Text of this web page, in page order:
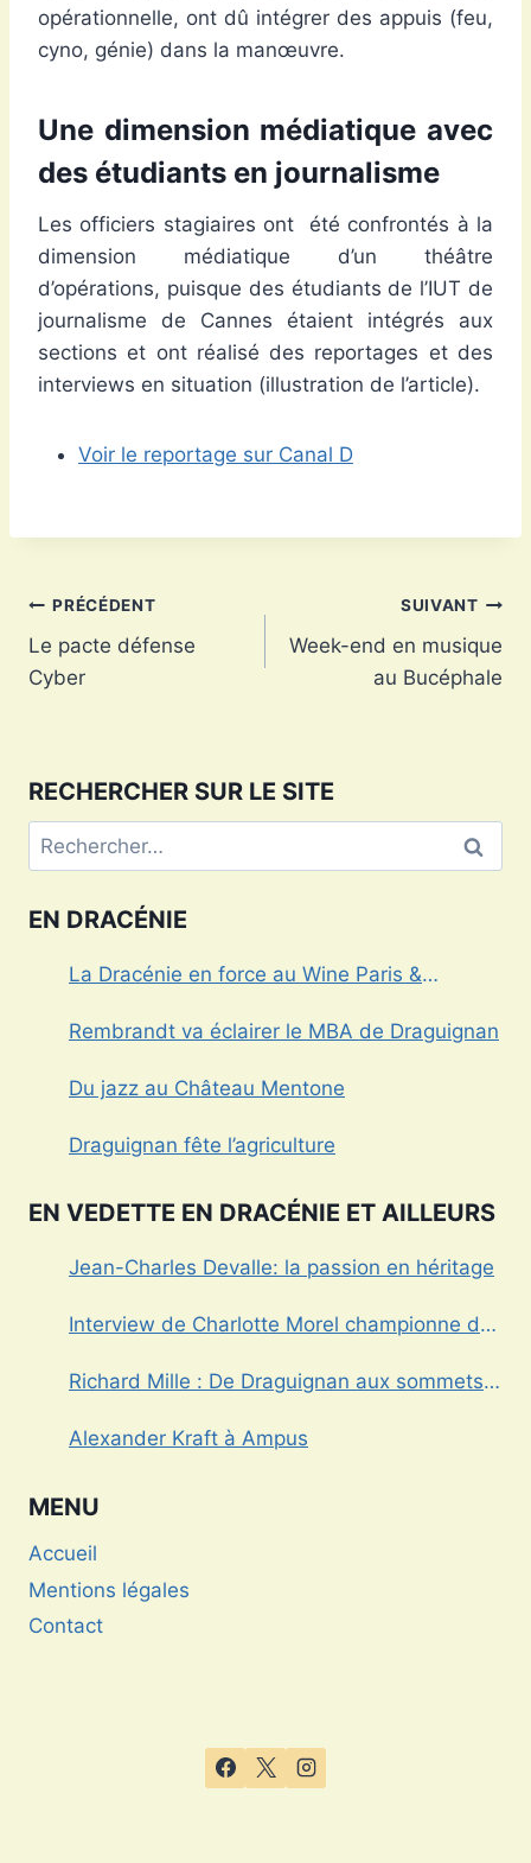
opérationnelle, ont dû intégrer des appuis (feu,
cyno, génie) dans la manœuvre.
Une dimension médiatique avec
des étudiants en journalisme
Les officiers stagiaires ont été confrontés à la
dimension médiatique d’un théâtre
d’opérations, puisque des étudiants de l’IUT de
journalisme de Cannes étaient intégrés aux
sections et ont réalisé des reportages et des
interviews en situation (illustration de l’article).
Voir le reportage sur Canal D
Navigation
de
PRÉCÉDENT
Le pacte défense
Cyber
SUIVANT
Week-end en musique
au Bucéphale
RECHERCHER SUR LE SITE
Rechercher :
EN DRACÉNIE
La Dracénie en force au Wine Paris &
Rembrandt va éclairer le MBA de Draguignan
Du jazz au Château Mentone
Draguignan fête l’agriculture
EN VEDETTE EN DRACÉNIE ET AILLEURS
Jean-Charles Devalle: la passion en héritage
Interview de Charlotte Morel championne de
Richard Mille : De Draguignan aux sommets
Alexander Kraft à Ampus
MENU
Accueil
Mentions légales
Contact